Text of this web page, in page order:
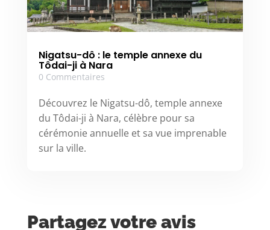
Nigatsu-dô : le temple annexe du
Tôdai-ji à Nara
0 Commentaires
Découvrez le Nigatsu-dô, temple annexe
du Tôdai-ji à Nara, célèbre pour sa
cérémonie annuelle et sa vue imprenable
sur la ville.
Partagez votre avis